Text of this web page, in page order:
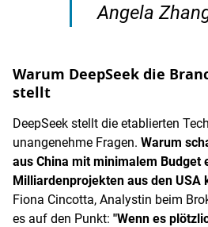
Angela
Warum DeepSeek die
stellt
DeepSeek stellt die etablierten
unangenehme Fragen. Warum
aus China mit minimalem Budget
Milliardenprojekten aus den USA
Fiona Cincotta, Analystin beim
es auf den Punkt: "Wenn es